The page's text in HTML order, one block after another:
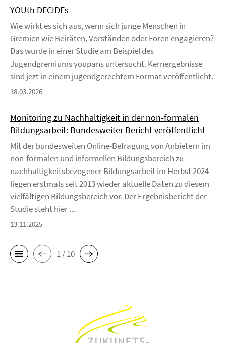
YOUth DECIDEs
Wie wirkt es sich aus, wenn sich junge Menschen in
Gremien wie Beiräten, Vorständen oder Foren engagieren?
Das wurde in einer Studie am Beispiel des
Jugendgremiums youpans untersucht. Kernergebnisse
sind jezt in einem jugendgerechtem Format veröffentlicht.
18.03.2026
Monitoring zu Nachhaltigkeit in der non-formalen
Bildungsarbeit: Bundesweiter Bericht veröffentlicht
Mit der bundesweiten Online-Befragung von Anbietern im
non-formalen und informellen Bildungsbereich zu
nachhaltigkeitsbezogener Bildungsarbeit im Herbst 2024
liegen erstmals seit 2013 wieder aktuelle Daten zu diesem
vielfältigen Bildungsbereich vor. Der Ergebnisbericht der
Studie steht hier ...
13.11.2025
1 / 10